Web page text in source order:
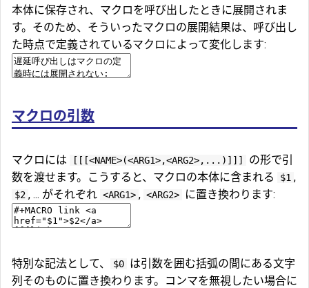
本体に保存され、マクロを呼び出したときに展開されま
す。そのため、そういったマクロの展開結果は、呼び出し
た時点で定義されているマクロによって変化します:
マクロの引数
マクロには [[[<NAME>(<ARG1>,<ARG2>,...)]]]
の形で引
数を渡せます。こうすると、マクロの本体に含まれる
$1 ,
$2 , ... がそれぞれ <ARG1> , <ARG2> に置き換わります:
特別な記法として、 $0 は引数を囲む括弧の間にある文字
列そのものに置き換わります。コンマを無視したい場合に